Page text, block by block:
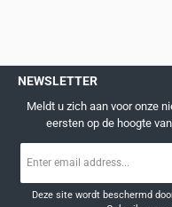
NEWSLETTER
Meldt u zich aan voor onze
eersten op de hoogte
mailadres
Deze site wordt beschermd